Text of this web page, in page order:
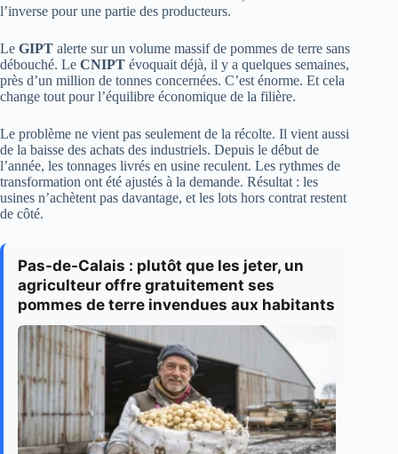
l’inverse pour une partie des producteurs.
Le GIPT alerte sur un volume massif de pommes de terre sans
débouché. Le CNIPT évoquait déjà, il y a quelques semaines,
près d’un million de tonnes concernées. C’est énorme. Et cela
change tout pour l’équilibre économique de la filière.
Le problème ne vient pas seulement de la récolte. Il vient aussi
de la baisse des achats des industriels. Depuis le début de
l’année, les tonnages livrés en usine reculent. Les rythmes de
transformation ont été ajustés à la demande. Résultat : les
usines n’achètent pas davantage, et les lots hors contrat restent
de côté.
Pas-de-Calais : plutôt que les jeter, un
agriculteur offre gratuitement ses
pommes de terre invendues aux habitants